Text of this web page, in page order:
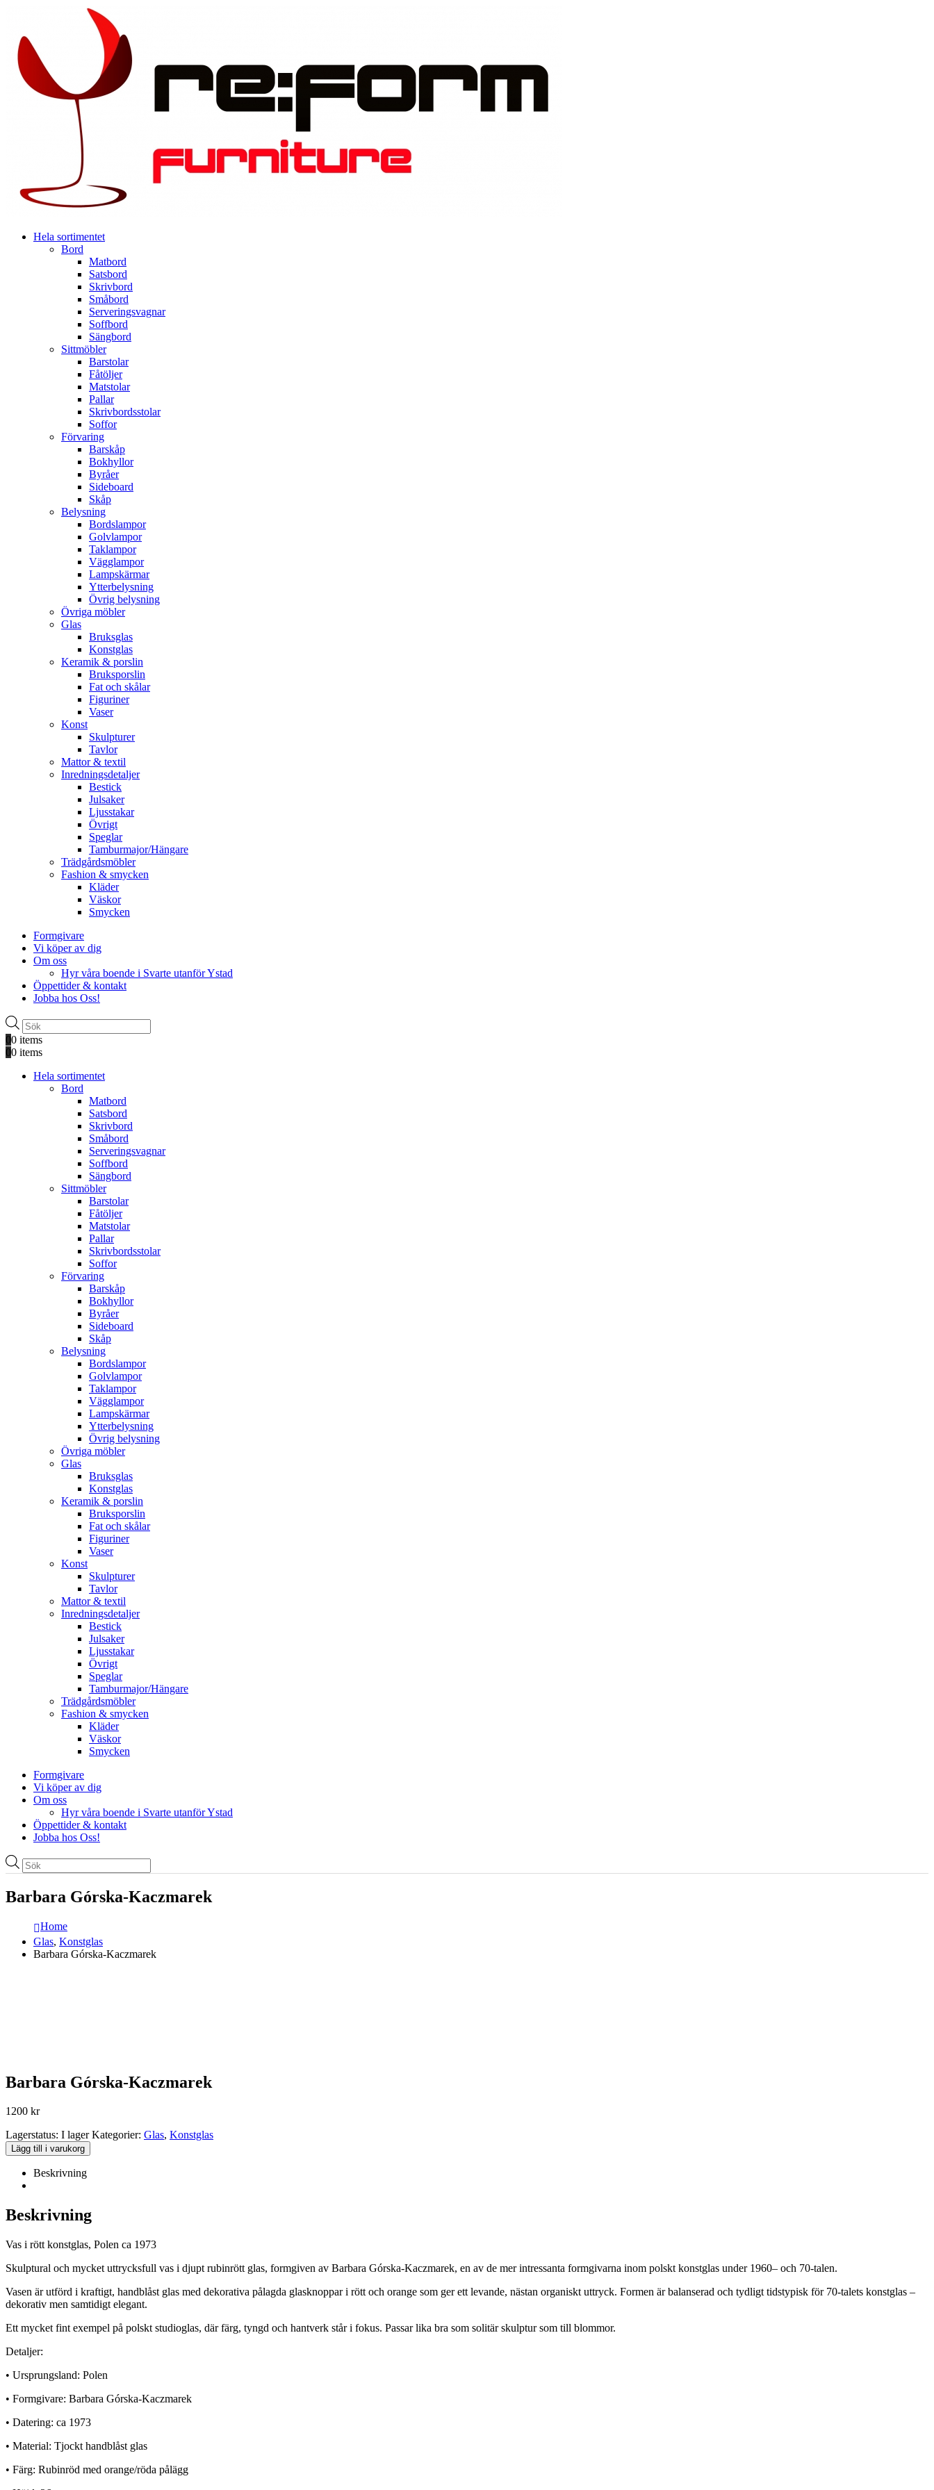
Hela sortimentet
Bord
Matbord
Satsbord
Skrivbord
Småbord
Serveringsvagnar
Soffbord
Sängbord
Sittmöbler
Barstolar
Fåtöljer
Matstolar
Pallar
Skrivbordsstolar
Soffor
Förvaring
Barskåp
Bokhyllor
Byråer
Sideboard
Skåp
Belysning
Bordslampor
Golvlampor
Taklampor
Vägglampor
Lampskärmar
Ytterbelysning
Övrig belysning
Övriga möbler
Glas
Bruksglas
Konstglas
Keramik & porslin
Bruksporslin
Fat och skålar
Figuriner
Vaser
Konst
Skulpturer
Tavlor
Mattor & textil
Inredningsdetaljer
Bestick
Julsaker
Ljusstakar
Övrigt
Speglar
Tamburmajor/Hängare
Trädgårdsmöbler
Fashion & smycken
Kläder
Väskor
Smycken
Formgivare
Vi köper av dig
Om oss
Hyr våra boende i Svarte utanför Ystad
Öppettider & kontakt
Jobba hos Oss!
Produktsökning
00 items
00 items
Hela sortimentet
Bord
Matbord
Satsbord
Skrivbord
Småbord
Serveringsvagnar
Soffbord
Sängbord
Sittmöbler
Barstolar
Fåtöljer
Matstolar
Pallar
Skrivbordsstolar
Soffor
Förvaring
Barskåp
Bokhyllor
Byråer
Sideboard
Skåp
Belysning
Bordslampor
Golvlampor
Taklampor
Vägglampor
Lampskärmar
Ytterbelysning
Övrig belysning
Övriga möbler
Glas
Bruksglas
Konstglas
Keramik & porslin
Bruksporslin
Fat och skålar
Figuriner
Vaser
Konst
Skulpturer
Tavlor
Mattor & textil
Inredningsdetaljer
Bestick
Julsaker
Ljusstakar
Övrigt
Speglar
Tamburmajor/Hängare
Trädgårdsmöbler
Fashion & smycken
Kläder
Väskor
Smycken
Formgivare
Vi köper av dig
Om oss
Hyr våra boende i Svarte utanför Ystad
Öppettider & kontakt
Jobba hos Oss!
Produktsökning
Barbara Górska-Kaczmarek
Home
Glas, Konstglas
Barbara Górska-Kaczmarek
Barbara Górska-Kaczmarek
1200 kr
Lagerstatus: I lager Kategorier: Glas, Konstglas
Lägg till i varukorg
Beskrivning
Beskrivning
Vas i rött konstglas, Polen ca 1973
Skulptural och mycket uttrycksfull vas i djupt rubinrött glas, formgiven av Barbara Górska-Kaczmarek, en av de mer intressanta formgivarna inom polskt konstglas under 1960– och 70-talen.
Vasen är utförd i kraftigt, handblåst glas med dekorativa pålagda glasknoppar i rött och orange som ger ett levande, nästan organiskt uttryck. Formen är balanserad och tydligt tidstypisk för 70-talets konstglas –
dekorativ men samtidigt elegant.
Ett mycket fint exempel på polskt studioglas, där färg, tyngd och hantverk står i fokus. Passar lika bra som solitär skulptur som till blommor.
Detaljer:
• Ursprungsland: Polen
• Formgivare: Barbara Górska-Kaczmarek
• Datering: ca 1973
• Material: Tjockt handblåst glas
• Färg: Rubinröd med orange/röda pålägg